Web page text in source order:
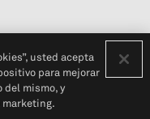
usted acepta
para mejorar
del mismo, y